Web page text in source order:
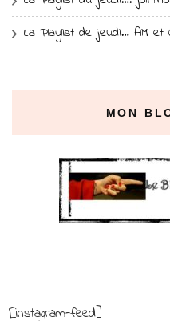
La Playlist de jeudi… AM et
MON
[instagram-feed]